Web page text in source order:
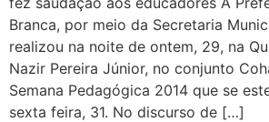
Branca, por meio da Secretaria
realizou na noite de ontem, 29, na
Nazir Pereira Júnior, no conjunto
Semana Pedagógica 2014 que se
sexta feira, 31. No discurso de […]